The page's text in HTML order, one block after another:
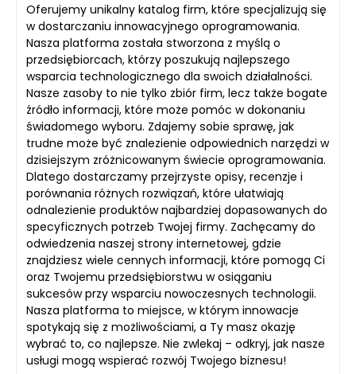
Oferujemy unikalny katalog firm, które specjalizują się
w dostarczaniu innowacyjnego oprogramowania.
Nasza platforma została stworzona z myślą o
przedsiębiorcach, którzy poszukują najlepszego
wsparcia technologicznego dla swoich działalności.
Nasze zasoby to nie tylko zbiór firm, lecz także bogate
źródło informacji, które może pomóc w dokonaniu
świadomego wyboru. Zdajemy sobie sprawę, jak
trudne może być znalezienie odpowiednich narzędzi w
dzisiejszym zróżnicowanym świecie oprogramowania.
Dlatego dostarczamy przejrzyste opisy, recenzje i
porównania różnych rozwiązań, które ułatwiają
odnalezienie produktów najbardziej dopasowanych do
specyficznych potrzeb Twojej firmy. Zachęcamy do
odwiedzenia naszej strony internetowej, gdzie
znajdziesz wiele cennych informacji, które pomogą Ci
oraz Twojemu przedsiębiorstwu w osiąganiu
sukcesów przy wsparciu nowoczesnych technologii.
Nasza platforma to miejsce, w którym innowacje
spotykają się z możliwościami, a Ty masz okazję
wybrać to, co najlepsze. Nie zwlekaj – odkryj, jak nasze
usługi mogą wspierać rozwój Twojego biznesu!